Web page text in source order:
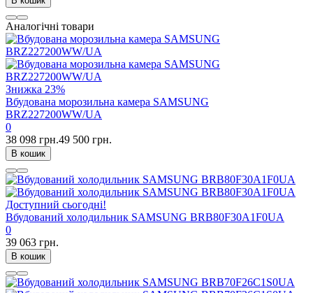
Аналогічні товари
Знижка 23%
Вбудована морозильна камера SAMSUNG
BRZ227200WW/UA
0
38 098 грн.49 500 грн.
В кошик
Доступний сьогодні!
Вбудований холодильник SAMSUNG BRB80F30A1F0UA
0
39 063 грн.
В кошик